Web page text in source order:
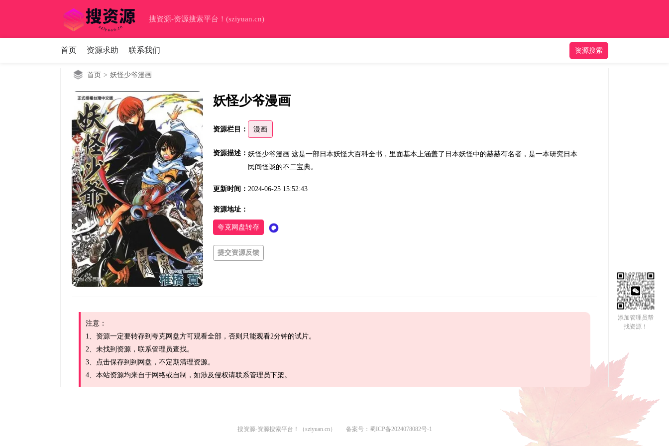
搜资源-资源搜索平台！(sziyuan.cn)
首页 资源求助 联系我们 资源搜索
首页 > 妖怪少爷漫画
妖怪少爷漫画
资源栏目： 漫画
资源描述： 妖怪少爷漫画 这是一部日本妖怪大百科全书，里面基本上涵盖了日本妖怪中的赫赫有名者，是一本研究日本
民间怪谈的不二宝典。
更新时间： 2024-06-25 15:52:43
资源地址：
夸克网盘转存
提交资源反馈
注意：
1、资源一定要转存到夸克网盘方可观看全部，否则只能观看2分钟的试片。
2、未找到资源，联系管理员查找。
3、点击保存到到网盘，不定期清理资源。
4、本站资源均来自于网络或自制，如涉及侵权请联系管理员下架。
搜资源-资源搜索平台！（sziyuan.cn） 备案号： 蜀ICP备2024078082号-1
添加管理员帮
找资源！